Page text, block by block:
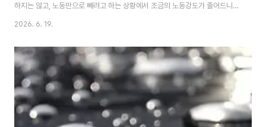
하지는 않고, 노동만으로 빼려고 하는 상황에서 조금의 노동강도가 줄어드니,
체중이 빠지는 속도가 줄이들다 못 해서 이번주에는 정체가 왔는 것 같습니다.
이 바로 다 되지 않을 뿐더러, 몇 주 후에 이 여파를 몰아서 받는 것을 생각하면,
이래저래 상황이 만만치는 않은 모양이기는 모양입니다. 거기다가 간헐적 단식
도 계속하니, 이제는 상황이 이상하게 돌아가는 것인지, 배는 고픈데 정작 음식
을 보면 먹고 싶다는 느낌이 없어지고 있습니다. 배만 고프지, 정작 먹을 것을
보면 반갑지가 않은 상황의 ..
2026. 6. 19.